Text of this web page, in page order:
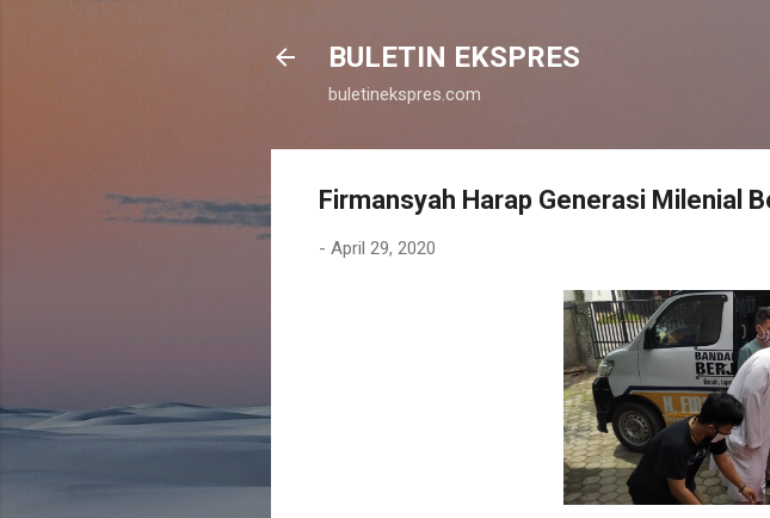
BULETIN EKSPRES
buletinekspres.com
Firmansyah Harap Generasi Milenial
- April 29, 2020